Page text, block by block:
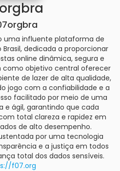
uma influente plataforma de
dedicada a proporcionar
online dinâmica, segura e
objetivo central oferecer
de lazer de alta qualidade,
jogo com a confiabilidade e a
facilitado por meio de uma
e ágil, garantindo que cada
total clareza e rapidez em
de alto desempenho.
por uma tecnologia
e a justiça em todos
total dos dados sensíveis.
f07.org